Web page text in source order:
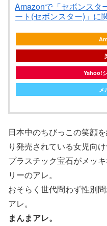
Amazonで「セボンスタ
ート(セボンスター)」に
Yahoo!
メ
日本中のちびっこの笑顔
り発売されている女児向け
プラスチック宝石がメッ
リーのアレ。
おそらく世代問わず性別
アレ。
まんまアレ。